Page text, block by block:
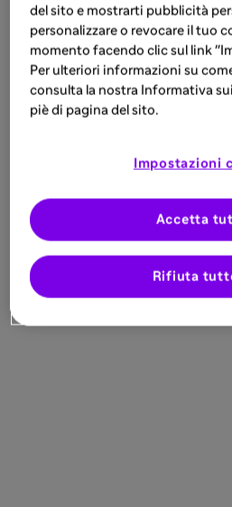
del sito e mostrarti pubblicità
personalizzare o revocare il tuo
momento facendo clic sul link
Per ulteriori informazioni su
consulta la nostra Informativa
piè di pagina del sito.
Impostazioni
Rifiuta
Accetta